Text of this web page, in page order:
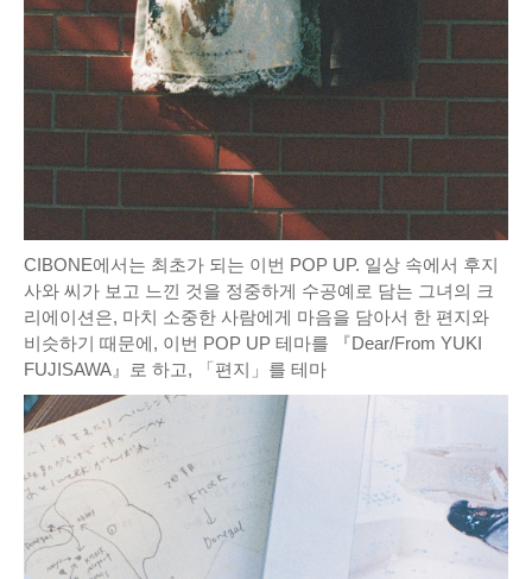
CIBONE에서는 최초가 되는 이번 POP UP. 일상 속에서 후지
사와 씨가 보고 느낀 것을 정중하게 수공예로 담는 그녀의 크
리에이션은, 마치 소중한 사람에게 마음을 담아서 한 편지와
비슷하기 때문에, 이번 POP UP 테마를 『Dear/From YUKI
FUJISAWA』로 하고, 「편지」를 테마